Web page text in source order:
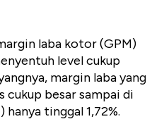
laba kotor (GPM)
level cukup
margin laba yang
cukup besar sampai di
tinggal 1,72%.